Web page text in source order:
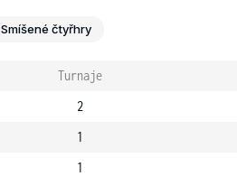
Smíšené čtyřhry
Turnaje
2
1
1